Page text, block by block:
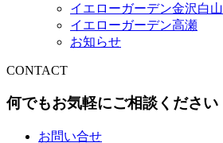
イエローガーデン金沢白山
イエローガーデン高瀬
お知らせ
CONTACT
何でもお気軽にご相談ください
お問い合せ